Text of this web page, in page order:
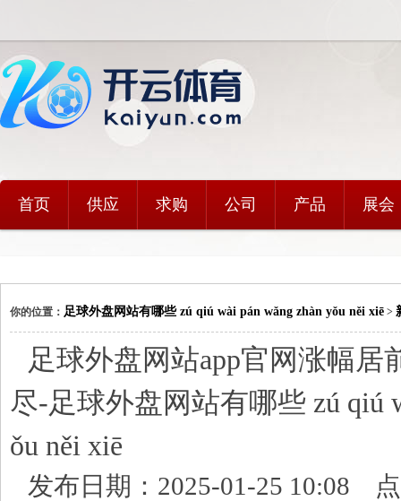
首页 供应 求购 公司 产品 展会
你的位置： 足球外盘网站有哪些 zú qiú wài pán wǎng zhàn yǒu něi xiē >
足球外盘网站app官网涨幅居
尽-足球外盘网站有哪些 zú qiú
ǒu něi xiē
发布日期：2025-01-25 10:08